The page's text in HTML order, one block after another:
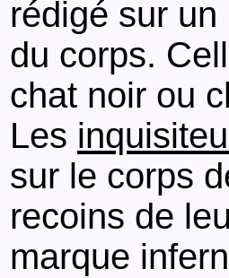
rédigé sur
du corps.
chat noir ou
Les
sur le corps
recoins de
marque